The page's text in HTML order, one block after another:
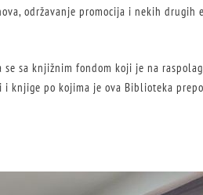
održavanje promocija i nekih drugih
sa knjižnim fondom koji je na
knjige po kojima je ova Biblioteka